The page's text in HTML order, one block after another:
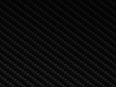
varianter.
De
olika
alternativen
kan
väljas
på